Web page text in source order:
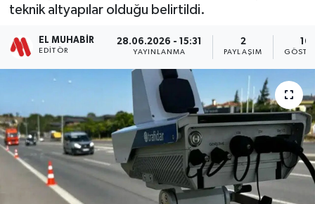
teknik altyapılar olduğu belirtildi.
EL MUHABIR
EDITÖR
28.06.2026 - 15:31
YAYINLANMA
2
PAYLAŞIM
16